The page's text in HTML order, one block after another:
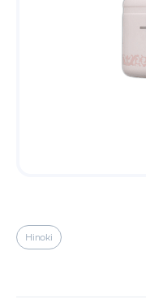
Hinoki